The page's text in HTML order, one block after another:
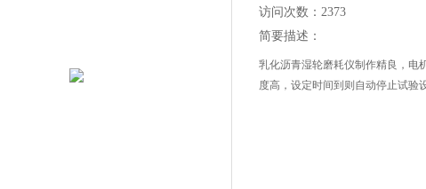
访问次数：2373
简要描述：
乳化沥青湿轮磨耗仪制作精良，电
度高，设定时间到则自动停止试验